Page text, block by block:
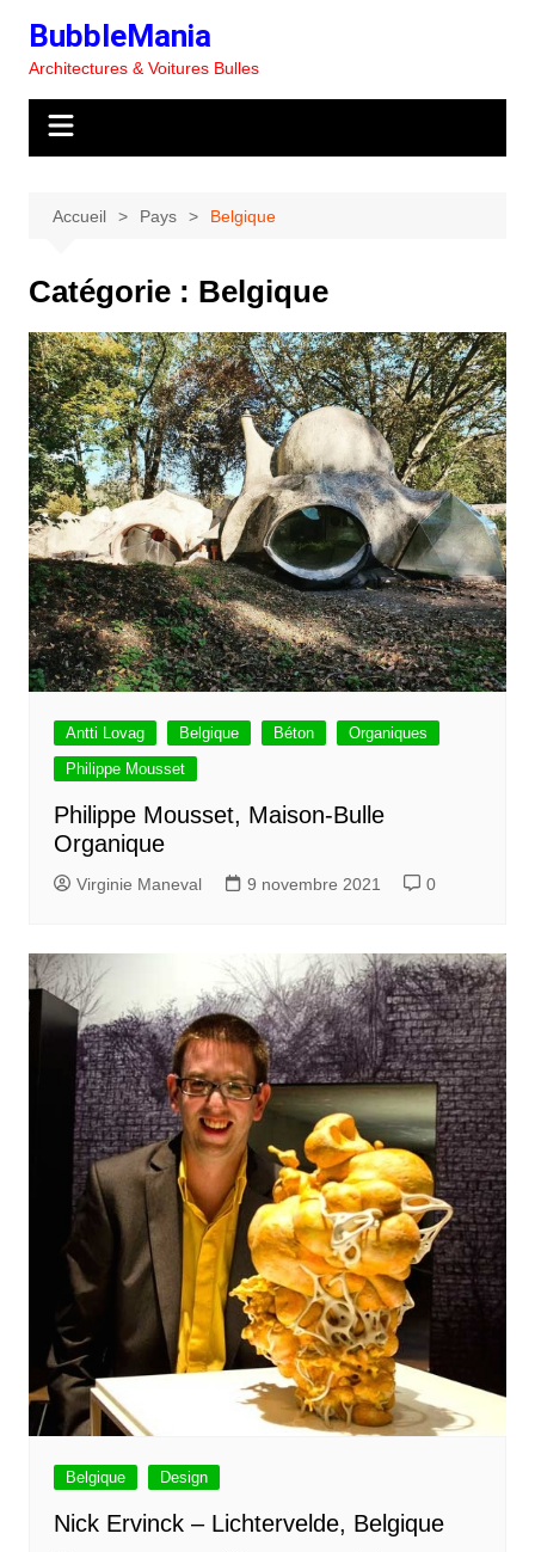
contenu
BubbleMania
Architectures & Voitures Bulles
Accueil Pays Belgique
Catégorie : Belgique
Antti Lovag Belgique Béton
Organiques
Philippe Mousset
Philippe Mousset, Maison-Bulle
Organique
Virginie Maneval 9 novembre 2021 0
Belgique Design
Nick Ervinck – Lichtervelde, Belgique